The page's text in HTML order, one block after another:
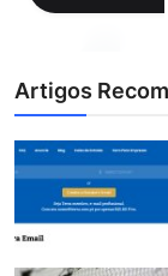
Artigos